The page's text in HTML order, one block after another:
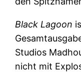
Black Lagoon
Studios
nicht mit